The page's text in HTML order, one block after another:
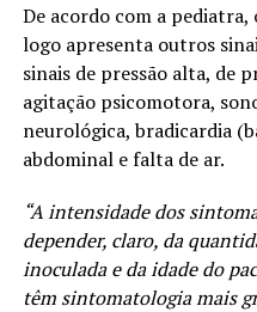
De acordo com a
logo apresenta outros
sinais de pressão alta, de
agitação psicomotora,
neurológica, bradicardia
abdominal e falta de ar.
“A intensidade dos
depender, claro, da
inoculada e da idade do
têm sintomatologia mais